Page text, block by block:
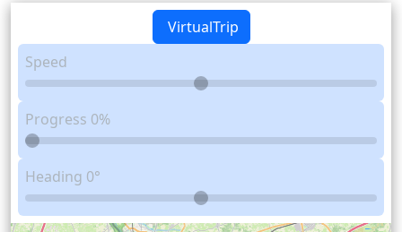
VirtualTrip
Speed
Progress 0%
Heading 0°